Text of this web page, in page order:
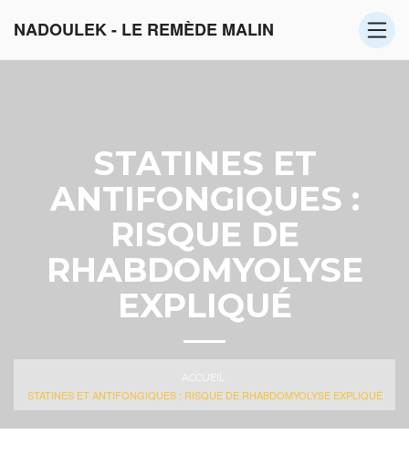
NADOULEK - LE REMÈDE MALIN
STATINES ET
ANTIFONGIQUES :
RISQUE DE
RHABDOMYOLYSE
EXPLIQUÉ
ACCUEIL
STATINES ET ANTIFONGIQUES : RISQUE DE RHABDOMYOLYSE EXPLIQUÉ